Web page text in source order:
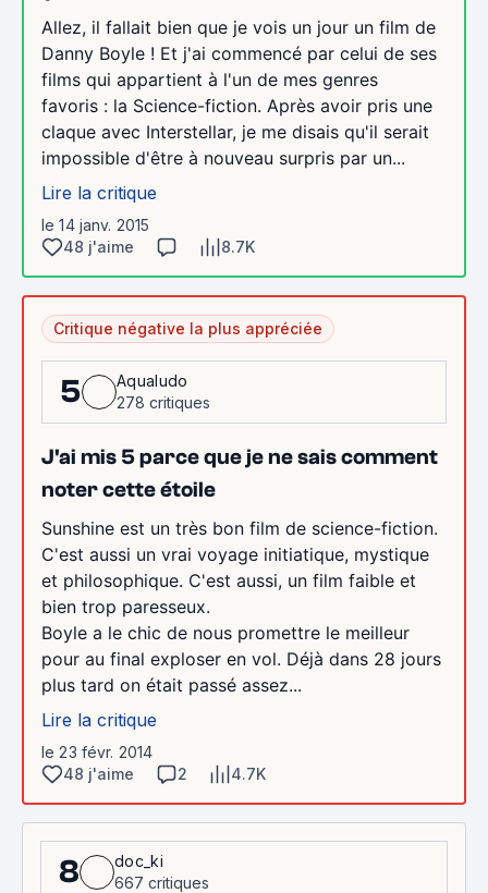
Allez, il fallait bien que je vois un jour un film de
Danny Boyle ! Et j'ai commencé par celui de ses
films qui appartient à l'un de mes genres
favoris : la Science-fiction. Après avoir pris une
claque avec Interstellar, je me disais qu'il serait
impossible d'être à nouveau surpris par un...
Lire la critique
le 14 janv. 2015
48 j'aime
8.7K
Critique négative la plus appréciée
5
Aqualudo
278 critiques
J'ai mis 5 parce que je ne sais comment
noter cette étoile
Sunshine est un très bon film de science-fiction.
C'est aussi un vrai voyage initiatique, mystique
et philosophique. C'est aussi, un film faible et
bien trop paresseux.
Boyle a le chic de nous promettre le meilleur
pour au final exploser en vol. Déjà dans 28 jours
plus tard on était passé assez...
Lire la critique
le 23 févr. 2014
48 j'aime
2 4.7K
8
doc_ki
667 critiques